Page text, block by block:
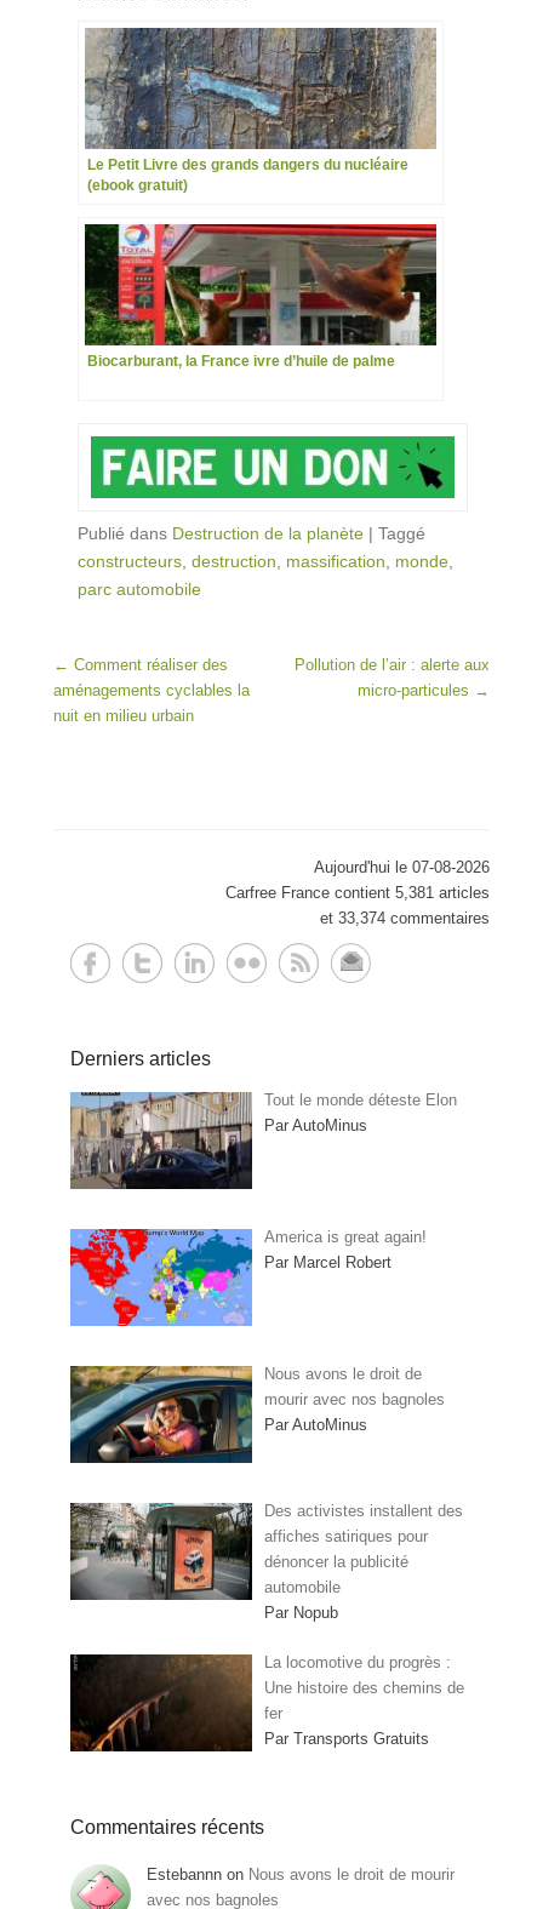
Le Petit Livre des grands dangers du nucléaire
(ebook gratuit)
Biocarburant, la France ivre d’huile de palme
Publié dans Destruction de la planète | Taggé
constructeurs destruction massification monde
parc automobile
Post navigation
← Comment réaliser des
aménagements cyclables la
nuit en milieu urbain
Pollution de l’air : alerte aux
micro-particules →
Aujourd'hui le 07-08-2026
Carfree France contient 5,381 articles
et 33,374 commentaires
Derniers articles
Tout le monde déteste Elon
Par AutoMinus
America is great again!
Par Marcel Robert
Nous avons le droit de
mourir avec nos bagnoles
Par AutoMinus
Des activistes installent des
affiches satiriques pour
dénoncer la publicité
automobile
Par Nopub
La locomotive du progrès :
Une histoire des chemins de
fer
Par Transports Gratuits
Commentaires récents
Estebannn on Nous avons le droit de mourir
avec nos bagnoles